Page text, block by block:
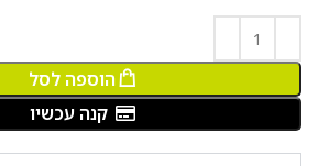
הוספה לסל
קנה עכשיו